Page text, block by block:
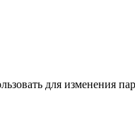
для изменения